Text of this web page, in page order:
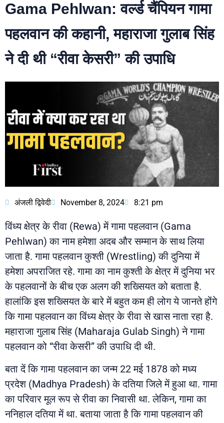
Gama Pehlwan: वर्ल्ड चैंपियन गामा
पहलवान की कहानी, महाराजा गुलाब सिंह
ने दी थी “रीवा केसरी” की उपाधि
अंजली द्विवेदी November 8, 2024 8:21 pm
विंध्य क्षेत्र के रीवा (Rewa) में गामा पहलवान (Gama
Pehlwan) का नाम हमेशा अदब और सम्मान के साथ लिया
जाता है. गामा पहलवान कुश्ती (Wrestling) की दुनिया में
हमेशा अपराजित रहे. गामा का नाम कुश्ती के क्षेत्र में दुनिया भर
के पहलवानों के बीच एक अलग की शख्सियत को बताता है.
हालांकि इस शख्सियत के बारे में बहुत कम ही लोग ये जानते होंगे
कि गामा पहलवान का विंध्य क्षेत्र के रीवा से खास नाता रहा है.
महाराजा गुलाब सिंह (Maharaja Gulab Singh) ने गामा
पहलवान को “रीवा केसरी” की उपाधि दी थी.
बता दें कि गामा पहलवान का जन्म 22 मई 1878 को मध्य
प्रदेश (Madhya Pradesh) के दतिया जिले में हुआ था. गामा
का परिवार मूल रूप से रीवा का निवासी था. लेकिन, गामा का
ननिहाल दतिया में था. बताया जाता है कि गामा पहलवान की